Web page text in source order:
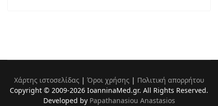
Χάρτης ιστοσελίδας| Όροι χρήσης| Πολιτική απορρήτου
Copyright © 2009-2026 IoanninaMed.gr. All Rights Reserved.
Developed by Papathanasiou Anastasios